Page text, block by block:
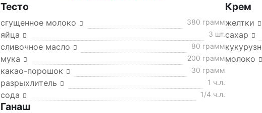
Тесто
сгущенное молоко 380 грамм
яйца 3 шт.
сливочное масло 80 грамм
мука 200 грамм
какао-порошок 30 грамм
разрыхлитель 1 ч.л.
сода 1/4 ч.л.
Крем
желтки
сахар
молоко
Ганаш